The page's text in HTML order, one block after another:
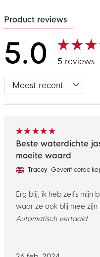
Product reviews
5.0 5 reviews
Beste waterdichte
moeite waard
Tracey Geverifieerde
Erg blij, ik heb zelfs mijn
waar ze ook blij mee zijn
Automatisch vertaald